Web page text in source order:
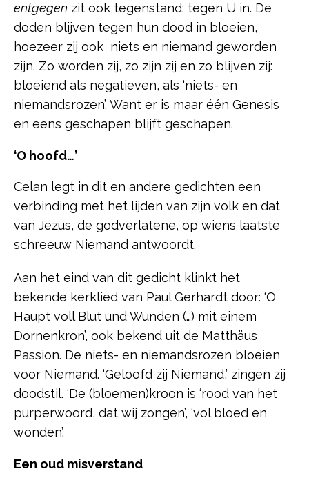
entgegen zit ook tegenstand: tegen U in. De
doden blijven tegen hun dood in bloeien,
hoezeer zij ook niets en niemand geworden
zijn. Zo worden zij, zo zijn zij en zo blijven zij:
bloeiend als negatieven, als ‘niets- en
niemandsrozen’. Want er is maar één Genesis
en eens geschapen blijft geschapen.
‘O hoofd…’
Celan legt in dit en andere gedichten een
verbinding met het lijden van zijn volk en dat
van Jezus, de godverlatene, op wiens laatste
schreeuw Niemand antwoordt.
Aan het eind van dit gedicht klinkt het
bekende kerklied van Paul Gerhardt door: ‘O
Haupt voll Blut und Wunden (…) mit einem
Dornenkron’, ook bekend uit de Matthäus
Passion. De niets- en niemandsrozen bloeien
voor Niemand. ‘Geloofd zij Niemand,’ zingen zij
doodstil. ‘De (bloemen)kroon is ‘rood van het
purperwoord, dat wij zongen’, ‘vol bloed en
wonden’.
Een oud misverstand